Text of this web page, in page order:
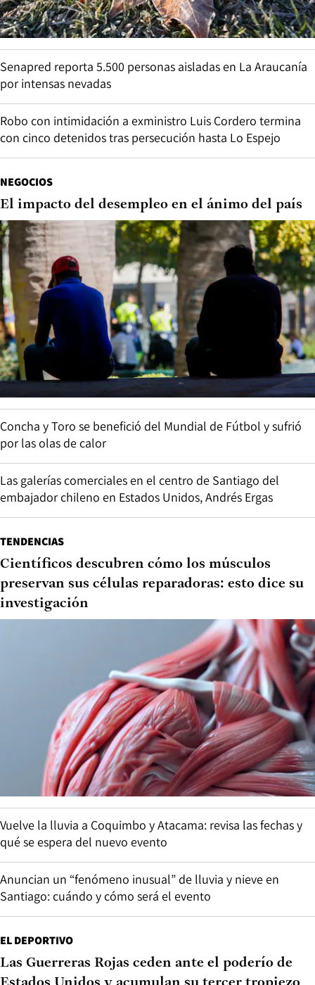
Senapred reporta 5.500 personas aisladas en La Araucanía
por intensas nevadas
Robo con intimidación a exministro Luis Cordero termina
con cinco detenidos tras persecución hasta Lo Espejo
NEGOCIOS
El impacto del desempleo en el ánimo del país
Concha y Toro se benefició del Mundial de Fútbol y sufrió
por las olas de calor
Las galerías comerciales en el centro de Santiago del
embajador chileno en Estados Unidos, Andrés Ergas
TENDENCIAS
Científicos descubren cómo los músculos
preservan sus células reparadoras: esto dice su
investigación
Vuelve la lluvia a Coquimbo y Atacama: revisa las fechas y
qué se espera del nuevo evento
Anuncian un “fenómeno inusual” de lluvia y nieve en
Santiago: cuándo y cómo será el evento
EL DEPORTIVO
Las Guerreras Rojas ceden ante el poderío de